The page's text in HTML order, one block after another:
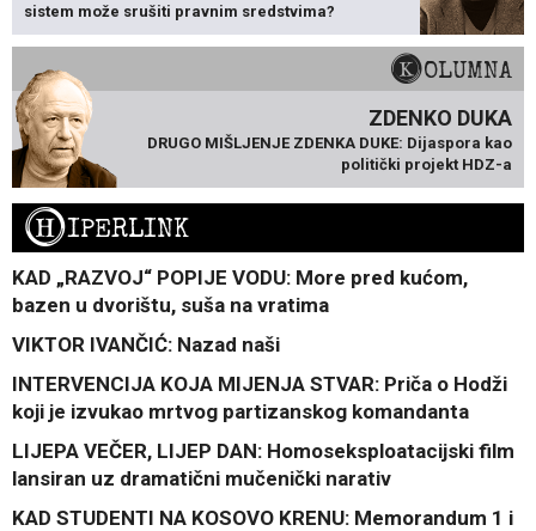
sistem može srušiti pravnim sredstvima?
KOLUMNA
ZDENKO DUKA
DRUGO MIŠLJENJE ZDENKA DUKE: Dijaspora kao
politički projekt HDZ-a
HIPERLINK
KAD „RAZVOJ“ POPIJE VODU: More pred kućom,
bazen u dvorištu, suša na vratima
VIKTOR IVANČIĆ: Nazad naši
INTERVENCIJA KOJA MIJENJA STVAR: Priča o Hodži
koji je izvukao mrtvog partizanskog komandanta
LIJEPA VEČER, LIJEP DAN: Homoseksploatacijski film
lansiran uz dramatični mučenički narativ
KAD STUDENTI NA KOSOVO KRENU: Memorandum 1 i